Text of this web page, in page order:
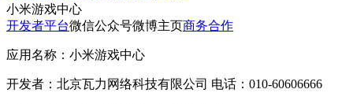
小米游戏中心
开发者平台微信公众号微博主页商务合作
应用名称：小米游戏中心
开发者：北京瓦力网络科技有限公司 电话：010-60606666